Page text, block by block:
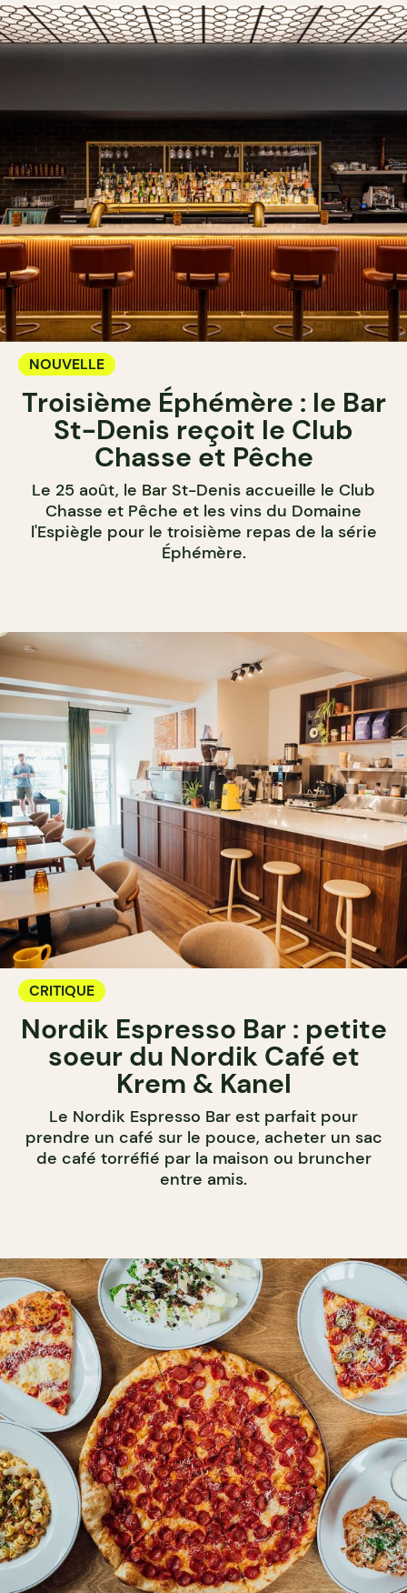
NOUVELLE
Troisième Éphémère : le Bar
St-Denis reçoit le Club
Chasse et Pêche
Le 25 août, le Bar St-Denis accueille le Club
Chasse et Pêche et les vins du Domaine
l'Espiègle pour le troisième repas de la série
Éphémère.
CRITIQUE
Nordik Espresso Bar : petite
soeur du Nordik Café et
Krem & Kanel
Le Nordik Espresso Bar est parfait pour
prendre un café sur le pouce, acheter un sac
de café torréfié par la maison ou bruncher
entre amis.